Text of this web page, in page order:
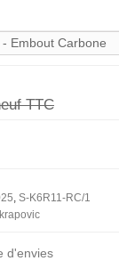
Embout Carbone
TTC
S-K6R11-RC/1
d'envies